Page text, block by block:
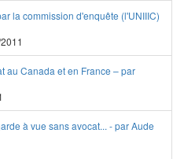
la commission d'enquête (l'UNIIIC)
au Canada et en France – par
à vue sans avocat... - par Aude